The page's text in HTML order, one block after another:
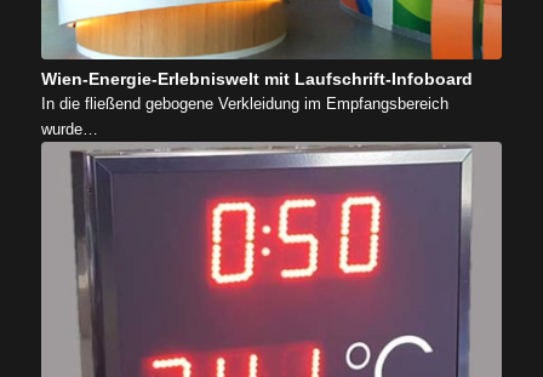
Wien-Energie-Erlebniswelt mit Laufschrift-Infoboard
In die fließend gebogene Verkleidung im Empfangsbereich
wurde…